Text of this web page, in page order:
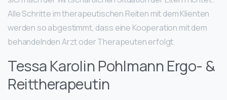
Alle Schritte im therapeutischen Reiten mit dem Klienten
werden so abgestimmt, dass eine Kooperation mit dem
behandelnden Arzt oder Therapeuten erfolgt.
Tessa Karolin Pohlmann Ergo- &
Reittherapeutin